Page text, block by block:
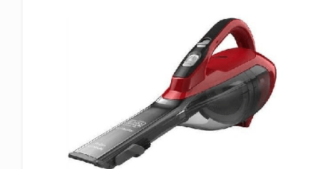
lucidatrice pavimenti
italia independent occhiali
pattumiera raccolta differenziata
elenco telefonico